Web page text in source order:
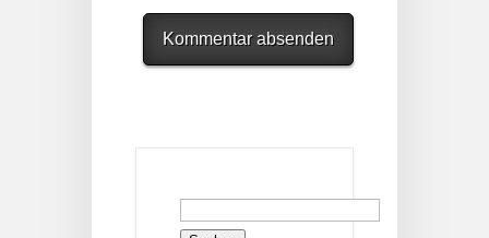
Suchen
nach: